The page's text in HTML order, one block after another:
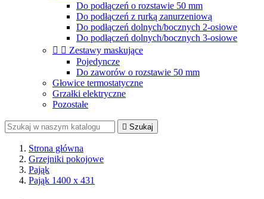
Do podłączeń o rozstawie 50 mm
Do podłączeń z rurką zanurzeniową
Do podłączeń dolnych/bocznych 2-osiowe
Do podłączeń dolnych/bocznych 3-osiowe
  Zestawy maskujące
Pojedyncze
Do zaworów o rozstawie 50 mm
Głowice termostatyczne
Grzałki elektryczne
Pozostałe
 Szukaj
Strona główna
Grzejniki pokojowe
Pająk
Pająk 1400 x 431